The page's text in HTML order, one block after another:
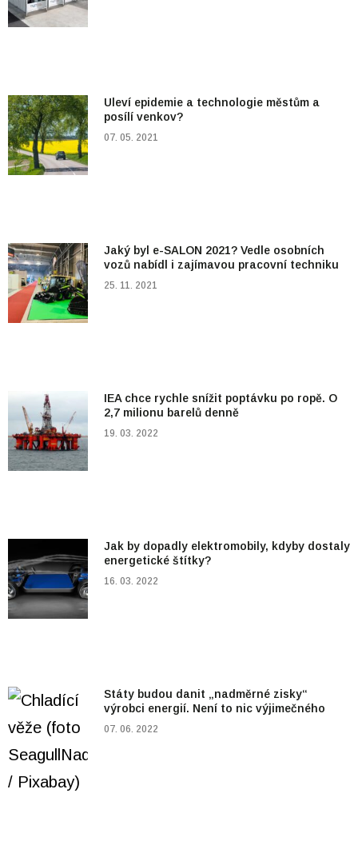
Uleví epidemie a technologie městům a
posílí venkov?
07. 05. 2021
Jaký byl e-SALON 2021? Vedle osobních
vozů nabídl i zajímavou pracovní techniku
25. 11. 2021
IEA chce rychle snížit poptávku po ropě. O
2,7 milionu barelů denně
19. 03. 2022
Jak by dopadly elektromobily, kdyby dostaly
energetické štítky?
16. 03. 2022
Státy budou danit „nadměrné zisky“
výrobci energií. Není to nic výjimečného
07. 06. 2022